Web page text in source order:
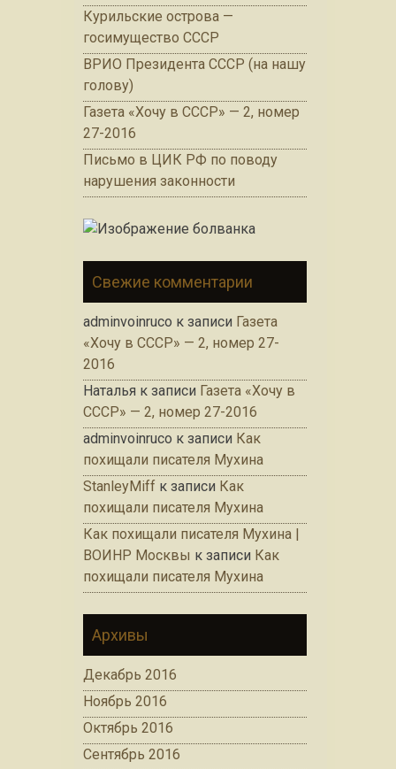
Курильские острова —
госимущество СССР
ВРИО Президента СССР (на нашу
голову)
Газета «Хочу в СССР» — 2, номер
27-2016
Письмо в ЦИК РФ по поводу
нарушения законности
Свежие комментарии
adminvoinruco к записи Газета
«Хочу в СССР» — 2, номер 27-
2016
Наталья к записи Газета «Хочу в
СССР» — 2, номер 27-2016
adminvoinruco к записи Как
похищали писателя Мухина
StanleyMiff к записи Как
похищали писателя Мухина
Как похищали писателя Мухина |
ВОИНР Москвы к записи Как
похищали писателя Мухина
Архивы
Декабрь 2016
Ноябрь 2016
Октябрь 2016
Сентябрь 2016